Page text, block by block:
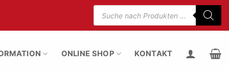
100% Staub
Suche
nach
ONLINE SHOP KONTAKT